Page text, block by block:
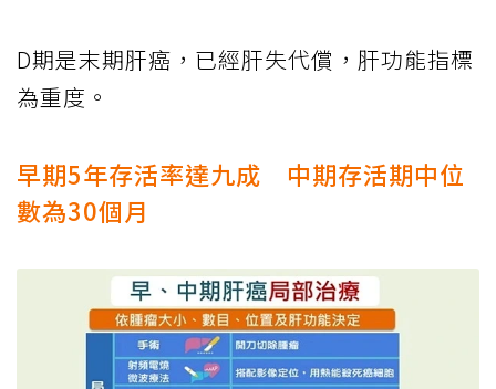
D期是末期肝癌，已經肝失代償，肝功能指標
為重度。
早期5年存活率達九成 中期存活期中位
數為30個月